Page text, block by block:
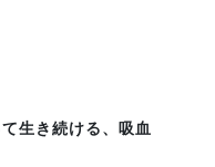
生き続ける、吸血